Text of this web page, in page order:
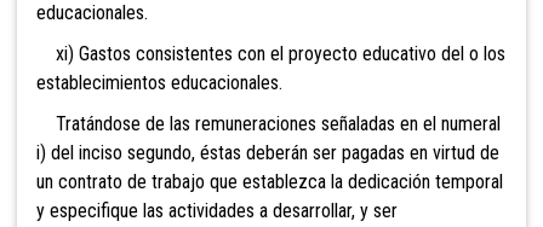
educacionales.
xi) Gastos consistentes con el proyecto educativo del o los
establecimientos educacionales.
Tratándose de las remuneraciones señaladas en el numeral
i) del inciso segundo, éstas deberán ser pagadas en virtud de
un contrato de trabajo que establezca la dedicación temporal
y especifique las actividades a desarrollar, y ser